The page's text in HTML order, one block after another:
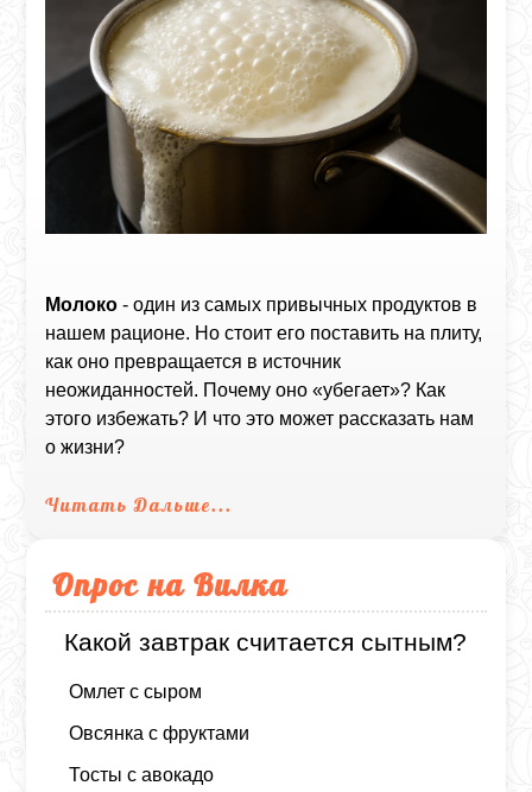
Молоко - один из самых привычных продуктов в
нашем рационе. Но стоит его поставить на плиту,
как оно превращается в источник
неожиданностей. Почему оно «убегает»? Как
этого избежать? И что это может рассказать нам
о жизни?
Читать Дальше...
Опрос на Вилка
Какой завтрак считается сытным?
Омлет с сыром
Овсянка с фруктами
Тосты с авокадо